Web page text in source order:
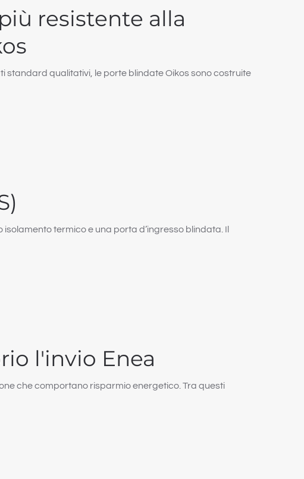
resistente alla
standard qualitativi, le porte blindate Oikos sono costruite
termico e una porta d’ingresso blindata. Il
l'invio Enea
che comportano risparmio energetico. Tra questi